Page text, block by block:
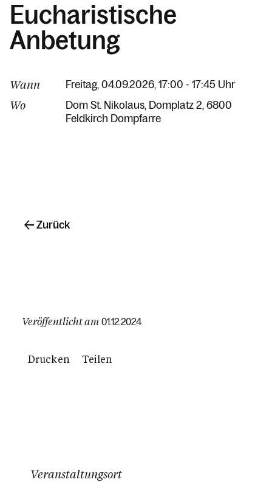
Eucharistische
Anbetung
Wann Freitag, 04.09.2026, 17:00 - 17:45 Uhr
Wo Dom St. Nikolaus Domplatz 2 6800
Feldkirch Dompfarre
Veröffentlicht am 01.12.2024
Drucken Teilen
Zurück
Veranstaltungsort